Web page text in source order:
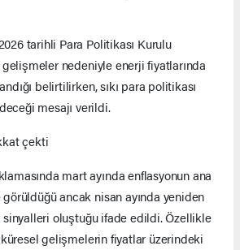
tarihli Para Politikası Kurulu
nedeniyle enerji fiyatlarında
belirtilirken, sıkı para politikası
mesajı verildi.
çekti
mart ayında enflasyonun ana
ancak nisan ayında yeniden
sinyalleri oluştuğu ifade edildi. Özellikle
gelişmelerin fiyatlar üzerindeki